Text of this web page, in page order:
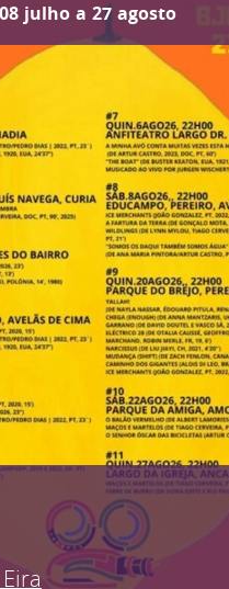
08 julho a 27 agosto